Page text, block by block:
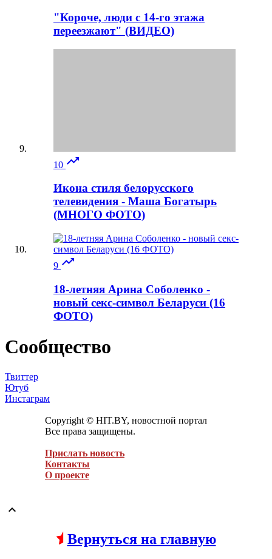
"Короче, люди с 14-го этажа
переезжают" (ВИДЕО)
10 
Икона стиля белорусского
телевидения - Маша Богатырь
(МНОГО ФОТО)
9 
18-летняя Арина Соболенко -
новый секс-символ Беларуси (16
ФОТО)
Сообщество
Твиттер
Ютуб
Инстаграм
Copyright © HIT.BY, новостной портал
Все права защищены.
Прислать новость
Контакты
О проекте

Вернуться на главную